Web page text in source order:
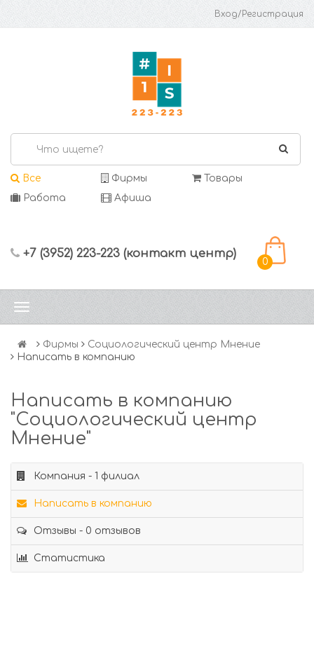
Вход/Регистрация
Все Фирмы
Товары
Работа
Афиша
+7 (3952) 223-223 (контакт центр)
0
Фирмы
Социологический центр Мнение
Написать в компанию
Написать в компанию
"Социологический центр
Мнение"
Компания - 1 филиал
Написать в компанию
Отзывы - 0 отзывов
Статистика